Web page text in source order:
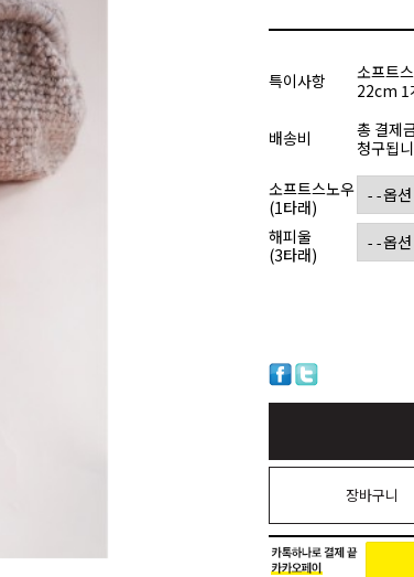
특이사항
소프트
22cm 1
배송비
총 결제
청구됩
소프트스노우
(1타래)
해피울
(3타래)
장바구니